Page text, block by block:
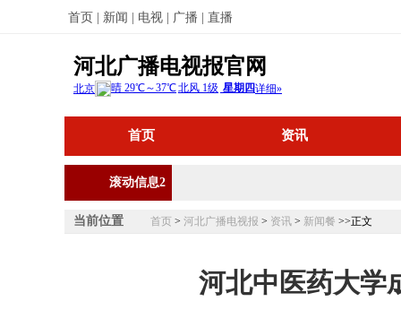
首页 | 新闻 | 电视 | 广播 | 直播
河北广播电视报官网
首页 资讯
滚动信息2
当前位置 首页 > 河北广播电视报 > 资讯 > 新闻餐 >>正文
河北中医药大学